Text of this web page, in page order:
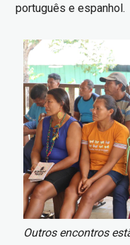
português e espanhol.
Imagem
Outros encontros